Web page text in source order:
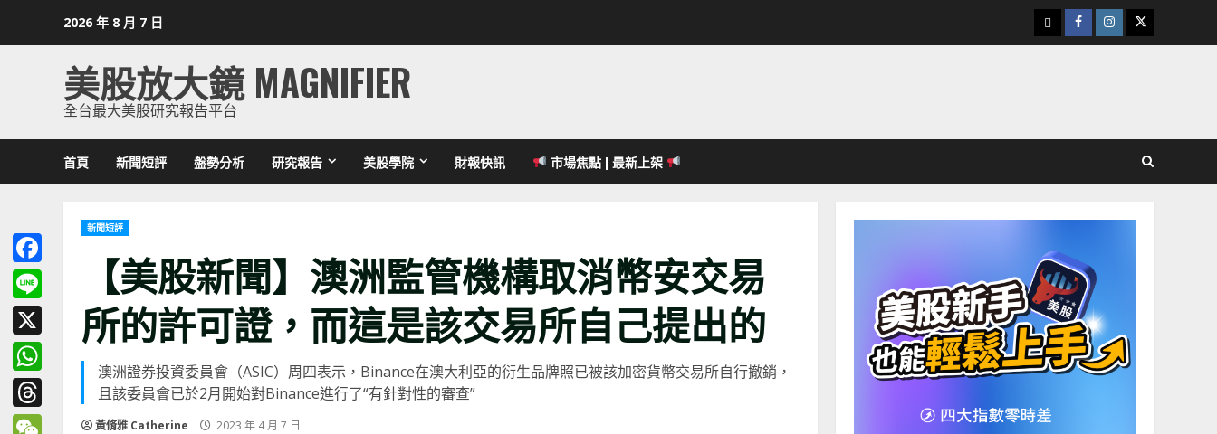
2026 年 8 月 7 日
下
載
Facebook
Instagram
Twitter
美股放大鏡 MAGNIFIER
全台最大美股研究報告平台
首頁 新聞短評 盤勢分析 研究報告 美股學院 財報快訊 市場焦點 | 最新上架
新聞短評
【美股新聞】澳洲監管機構取消幣安交易
所的許可證，而這是該交易所自己提出的
澳洲證券投資委員會（ASIC）周四表示，Binance在澳大利亞的衍生品牌照已被該加密貨幣交易所自行撤銷，
且該委員會已於2月開始對Binance進行了“有針對性的審查”
黃脩雅 Catherine 2023 年 4 月 7 日
Facebook
Line
X
WhatsApp
Threads